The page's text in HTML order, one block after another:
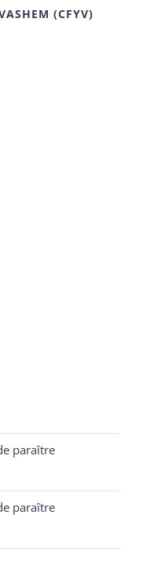
(CFYV)
paraître
paraître